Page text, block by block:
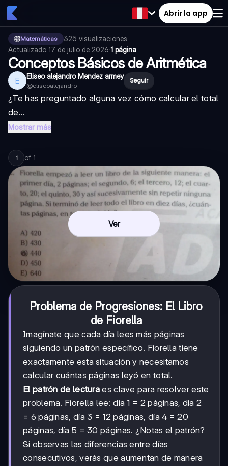
Abrir la app
Matemáticas 325 visualizaciones·
Actualizado 17 de julio de 2026·1 página
Conceptos Básicos de Aritmética
E Eliseo alejandro Mendez armey
@eliseoalejandro
Seguir
¿Te has preguntado alguna vez cómo calcular el total
de...
Mostrar más
1 of 1
Ver
Problema de Progresiones: El Libro
de Fiorella
Imagínate que cada día lees más páginas
siguiendo un patrón específico. Fiorella tiene
exactamente esta situación y necesitamos
calcular cuántas páginas leyó en total.
El patrón de lectura es clave para resolver este
problema. Fiorella lee: día 1 = 2 páginas, día 2
= 6 páginas, día 3 = 12 páginas, día 4 = 20
páginas, día 5 = 30 páginas. ¿Notas el patrón?
Si observas las diferencias entre días
consecutivos, verás que aumentan de manera